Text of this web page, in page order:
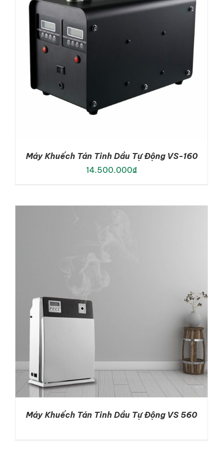
Máy Khuếch Tán Tinh Dầu Tự Động VS-160
14.500.000₫
Máy Khuếch Tán Tinh Dầu Tự Động VS 560